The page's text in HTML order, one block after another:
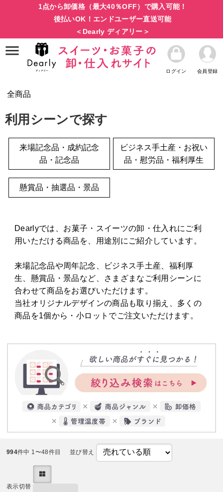
1点から卸価格（最大40％OFF）で購入可能！
後払いOK！エンドユーザー直送可能
＜Dearly ディアリー＞
ログイン 会員登録
全商品
利用シーンで探す
来場記念品・成約記念
品・記念品
ビジネス手土産・お祝い
品・慰労品・福利厚生
懸賞品・抽選品・景品
Dearlyでは、お菓子・スイーツの卸・仕入れにご利
用いただける商品を、用途別にご紹介しています。
来場記念品や周年記念、ビジネス手土産、福利厚
生、懸賞品・景品など、さまざまなご利用シーンに
合わせて商品をお選びいただけます。
当社オリジナルデザインの商品も取り揃え、多くの
商品を1個から・小ロットでご注文いただけます。
994件中 1〜48件目 並び替え
表示切替